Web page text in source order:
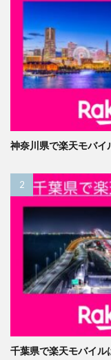
神奈川県で楽天モバイ
千葉県で楽天モバイル